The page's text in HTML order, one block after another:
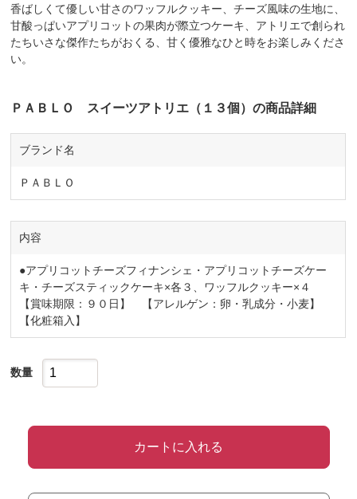
香ばしくて優しい甘さのワッフルクッキー、チーズ風味の生地に、
甘酸っぱいアプリコットの果肉が際立つケーキ、アトリエで創られ
たちいさな傑作たちがおくる、甘く優雅なひと時をお楽しみくださ
い。
ＰＡＢＬＯ スイーツアトリエ（１３個）の商品詳細
ブランド名
ＰＡＢＬＯ
内容
●アプリコットチーズフィナンシェ・アプリコットチーズケー
キ・チーズスティックケーキ×各３、ワッフルクッキー×４
【賞味期限：９０日】 【アレルゲン：卵・乳成分・小麦】
【化粧箱入】
数量
カートに入れる